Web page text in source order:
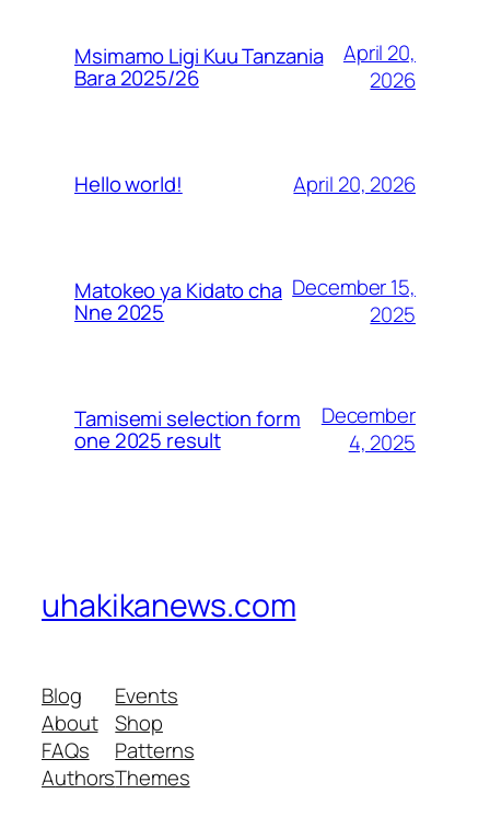
Msimamo Ligi Kuu Tanzania
Bara 2025/26
April 20,
2026
Hello world! April 20, 2026
Matokeo ya Kidato cha
Nne 2025
December 15,
2025
Tamisemi selection form
one 2025 result
December
4, 2025
uhakikanews.com
Blog
About
FAQs
Authors
Events
Shop
Patterns
Themes